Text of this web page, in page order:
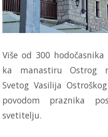
Više od 300
ka manastiru Ostrog
Svetog Vasilija
povodom praznika
svetitelju.